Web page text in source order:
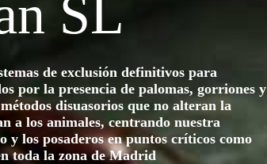
SL
de exclusión definitivos para
por la presencia de palomas, gorriones y
disuasorios que no alteran la
a los animales, centrando nuestra
y los posaderos en puntos críticos como
toda la zona deMadrid